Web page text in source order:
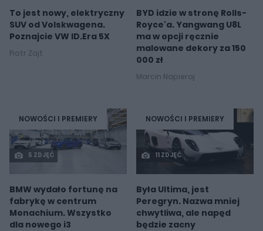
To jest nowy, elektryczny
SUV od Volskwagena.
Poznajcie VW ID.Era 5X
Piotr Zajt
BYD idzie w stronę Rolls-
Royce'a. Yangwang U8L
ma w opcji ręcznie
malowane dekory za 150
000 zł
Marcin Napieraj
NOWOŚCI I PREMIERY
5 ZDJĘĆ
BMW wydało fortunę na
fabrykę w centrum
Monachium. Wszystko
dla nowego i3
NOWOŚCI I PREMIERY
11 ZDJĘĆ
Była Ultima, jest
Peregryn. Nazwa mniej
chwytliwa, ale napęd
będzie zacny